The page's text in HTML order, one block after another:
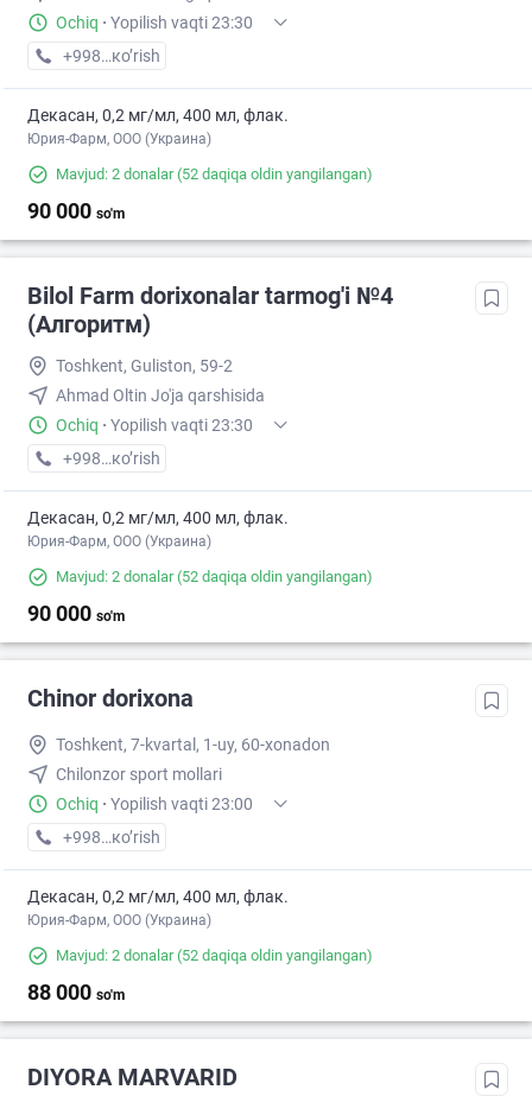
Ochiq · Yopilish vaqti 23:30
+998 (99) XXX-XX-XX
кo’rish
Декасан, 0,2 мг/мл, 400 мл, флак.
Юрия-Фарм, ООО (Украина)
Mavjud: 2 donalar(52 daqiqa oldin yangilangan)
90 000 so'm
Bilol Farm dorixonalar tarmog'i №4
(Алгоритм)
Toshkent, Guliston, 59-2
Ahmad Oltin Jo'ja qarshisida
Ochiq · Yopilish vaqti 23:30
+998 (94) XXX-XX-XX
кo’rish
Декасан, 0,2 мг/мл, 400 мл, флак.
Юрия-Фарм, ООО (Украина)
Mavjud: 2 donalar(52 daqiqa oldin yangilangan)
90 000 so'm
Chinor dorixona
Toshkent, 7-kvartal, 1-uy, 60-xonadon
Chilonzor sport mollari
Ochiq · Yopilish vaqti 23:00
+998 (88) XXX-XX-XX
кo’rish
Декасан, 0,2 мг/мл, 400 мл, флак.
Юрия-Фарм, ООО (Украина)
Mavjud: 2 donalar(52 daqiqa oldin yangilangan)
88 000 so'm
DIYORA MARVARID